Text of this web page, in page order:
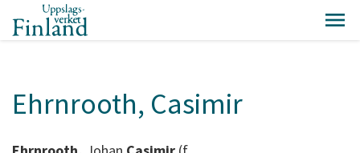
Ehrnrooth, Casimir